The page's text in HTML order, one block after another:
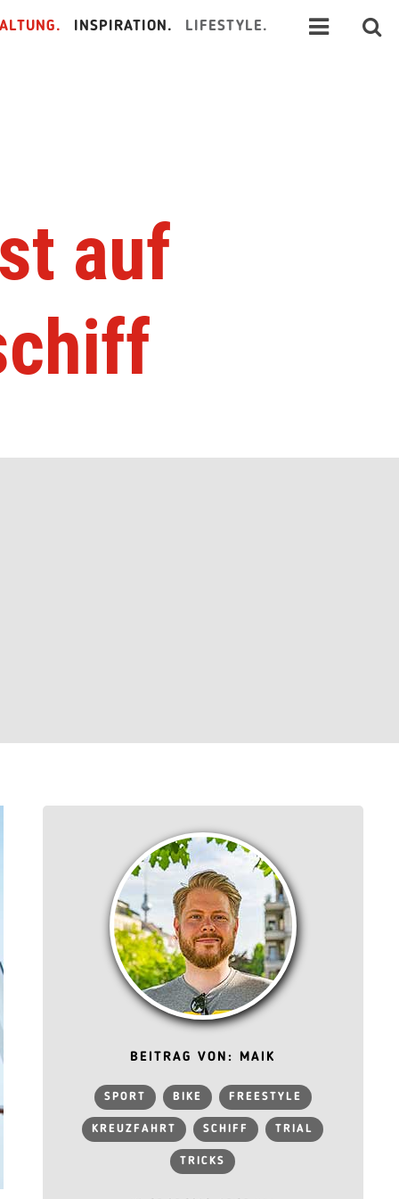
INSPIRATION. LIFESTYLE.
auf
BEITRAG VON: MAIK
SPORT BIKE FREESTYLE
KREUZFAHRT SCHIFF TRIAL
TRICKS